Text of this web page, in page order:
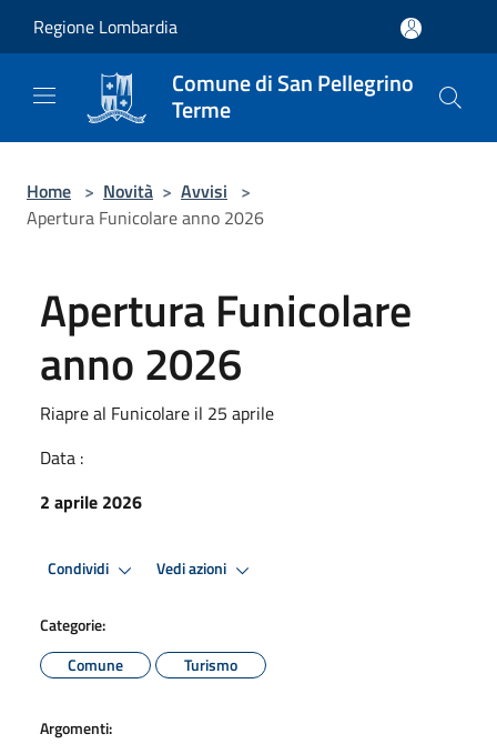
Regione Lombardia
Comune di San Pellegrino
Terme
Home > Novità > Avvisi >
Apertura Funicolare anno 2026
Apertura Funicolare
anno 2026
Riapre al Funicolare il 25 aprile
Data :
2 aprile 2026
Condividi Vedi azioni
Categorie:
Comune
Turismo
Argomenti: